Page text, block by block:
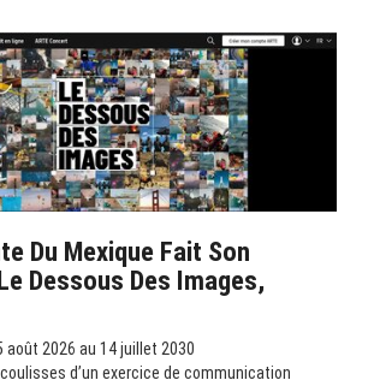
Du Mexique Fait Son
Dessous Des Images,
août 2026 au 14 juillet 2030
d’un exercice de communication